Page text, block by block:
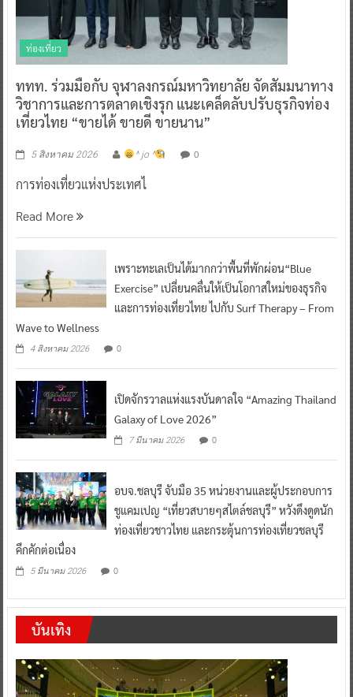
ท่องเที่ยว
ททท. ร่วมมือกับ จุฬาลงกรณ์มหาวิทยาลัย จัดสัมมนาทาง
วิชาการและการตลาดเชิงรุก แนะเคล็ดลับปรับธุรกิจท่อง
เที่ยวไทย “ขายได้ ขายดี ขายนาน”
5 สิงหาคม 2026 ^ jo ^ 0
การท่องเที่ยวแห่งประเทศไ
Read More
เพราะทะเลเป็นได้มากกว่าพื้นที่พักผ่อน“Blue
Exercise” เปลี่ยนคลื่นให้เป็นโอกาสใหม่ของธุรกิจ
และการท่องเที่ยวไทย ไปกับ Surf Therapy – From
Wave to Wellness
4 สิงหาคม 2026 0
เปิดจักรวาลแห่งแรงบันดาลใจ “Amazing Thailand
Galaxy of Love 2026”
7 มีนาคม 2026 0
อบจ.ชลบุรี จับมือ 35 หน่วยงานและผู้ประกอบการ
ชูแคมเปญ “เที่ยวสบายๆสไตล์ชลบุรี” หวังดึงดูดนัก
ท่องเที่ยวชาวไทย และกระตุ้นการท่องเที่ยวชลบุรี
คึกคักต่อเนื่อง
5 มีนาคม 2026 0
บันเทิง